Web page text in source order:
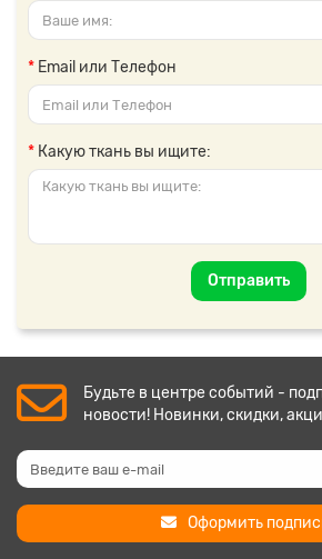
Email или Телефон
Какую ткань вы ищите:
Отправить
Будьте в центре событий -
новости! Новинки, скидки,
Оформить